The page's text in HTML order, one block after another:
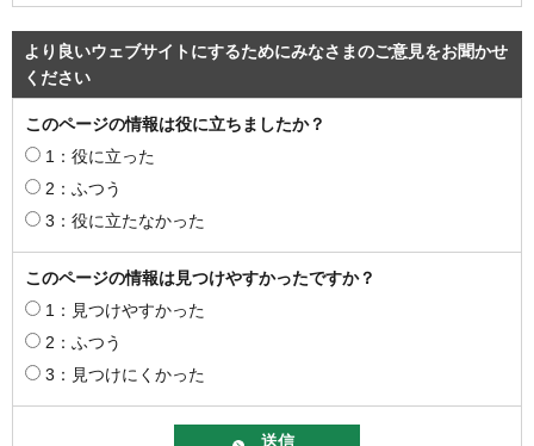
より良いウェブサイトにするためにみなさまのご意見をお聞かせ
ください
このページの情報は役に立ちましたか？
1：役に立った
2：ふつう
3：役に立たなかった
このページの情報は見つけやすかったですか？
1：見つけやすかった
2：ふつう
3：見つけにくかった